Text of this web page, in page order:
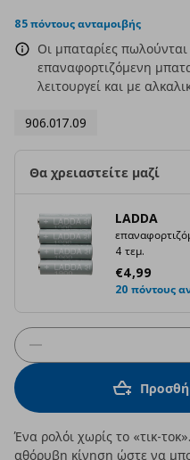
rating
85 πόντους ανταμοιβής
Οι μπαταρίες
επαναφορτιζόμενη
λειτουργεί και με
906.017.09
Θα χρειαστείτε μαζί
LADDA
4 τεμ.
€4,99
Τρέχουσα
20 πόντους
Ένα ρολόι χωρίς το «τικ-
αθόρυβη κίνηση ώστε να